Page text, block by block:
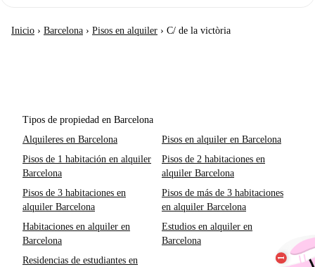
Inicio › Barcelona › Pisos en alquiler › C/ de la victòria
Tipos de propiedad en Barcelona
Alquileres en Barcelona
Pisos en alquiler en Barcelona
Pisos de 1 habitación en alquiler
Barcelona
Pisos de 2 habitaciones en
alquiler Barcelona
Pisos de 3 habitaciones en
alquiler Barcelona
Pisos de más de 3 habitaciones
en alquiler Barcelona
Habitaciones en alquiler en
Barcelona
Estudios en alquiler en
Barcelona
Residencias de estudiantes en